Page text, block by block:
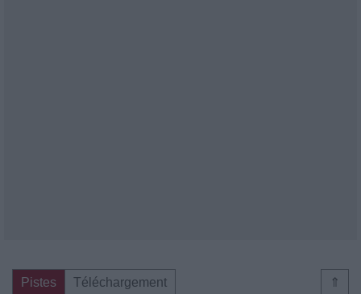
⇑
Pistes
Téléchargement